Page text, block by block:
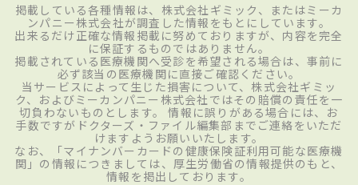
掲載している各種情報は、株式会社ギミック、またはミーカ
ンパニー株式会社が調査した情報をもとにしています。
出来るだけ正確な情報掲載に努めておりますが、内容を完全
に保証するものではありません。
掲載されている医療機関へ受診を希望される場合は、事前に
必ず該当の医療機関に直接ご確認ください。
当サービスによって生じた損害について、株式会社ギミッ
ク、およびミーカンパニー株式会社ではその賠償の責任を一
切負わないものとします。 情報に誤りがある場合には、お
手数ですがドクターズ・ファイル編集部までご連絡をいただ
けますようお願いいたします。
なお、「マイナンバーカードの健康保険証利用可能な医療機
関」の情報につきましては、厚生労働省の情報提供のもと、
情報を掲出しております。